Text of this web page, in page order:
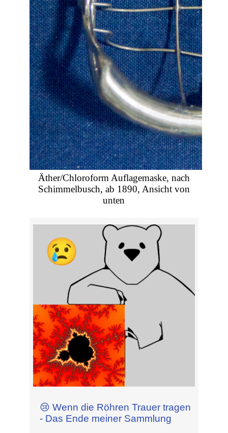
Äther/Chloroform Auflagemaske, nach
Schimmelbusch, ab 1890, Ansicht von
unten
😢 Wenn die Röhren Trauer tragen
- Das Ende meiner Sammlung